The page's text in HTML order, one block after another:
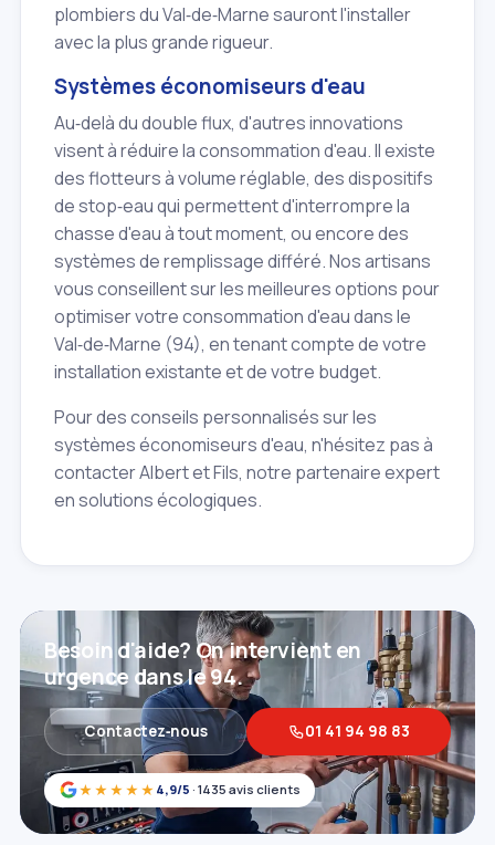
plombiers du Val‑de‑Marne sauront l'installer
avec la plus grande rigueur.
Systèmes économiseurs d'eau
Au‑delà du double flux, d'autres innovations
visent à réduire la consommation d'eau. Il existe
des flotteurs à volume réglable, des dispositifs
de stop‑eau qui permettent d'interrompre la
chasse d'eau à tout moment, ou encore des
systèmes de remplissage différé. Nos artisans
vous conseillent sur les meilleures options pour
optimiser votre consommation d'eau dans le
Val‑de‑Marne (94), en tenant compte de votre
installation existante et de votre budget.
Pour des conseils personnalisés sur les
systèmes économiseurs d'eau, n'hésitez pas à
contacter Albert et Fils, notre partenaire expert
en solutions écologiques.
★★★★★ 4,9/5 · 1435 avis clients
Besoin d'aide? On intervient en
urgence dans le 94.
Contactez‑nous 01 41 94 98 83